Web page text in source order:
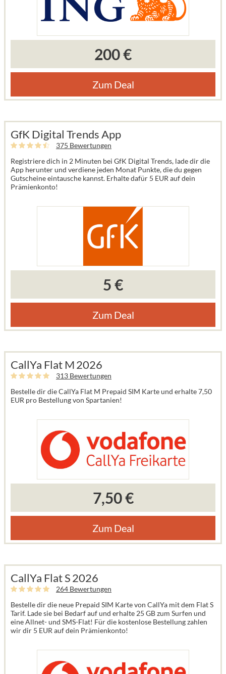
200 €
Zum Deal
GfK Digital Trends App
375 Bewertungen
Registriere dich in 2 Minuten bei GfK Digital Trends, lade dir die
App herunter und verdiene jeden Monat Punkte, die du gegen
Gutscheine eintausche kannst. Erhalte dafür 5 EUR auf dein
Prämienkonto!
5 €
Zum Deal
CallYa Flat M 2026
313 Bewertungen
Bestelle dir die CallYa Flat M Prepaid SIM Karte und erhalte 7,50
EUR pro Bestellung von Spartanien!
7,50 €
Zum Deal
CallYa Flat S 2026
264 Bewertungen
Bestelle dir die neue Prepaid SIM Karte von CallYa mit dem Flat S
Tarif. Lade sie bei Bedarf auf und erhalte 25 GB zum Surfen und
eine Allnet- und SMS-Flat! Für die kostenlose Bestellung zahlen
wir dir 5 EUR auf dein Prämienkonto!